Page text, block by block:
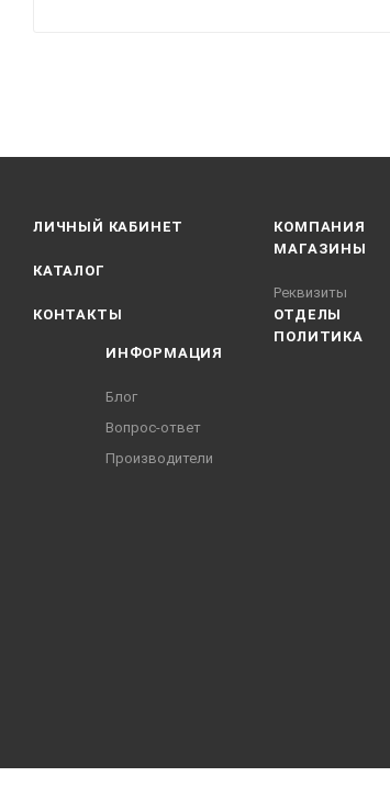
ЛИЧНЫЙ КАБИНЕТ
КАТАЛОГ
КОНТАКТЫ
КОМПАНИЯ
МАГАЗИНЫ
Реквизиты
ОТДЕЛЫ
ПОЛИТИКА
ИНФОРМАЦИЯ
Блог
Вопрос-ответ
Производители